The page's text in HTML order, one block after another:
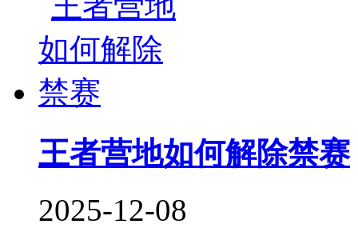
王者营地如何解除禁赛
2025-12-08